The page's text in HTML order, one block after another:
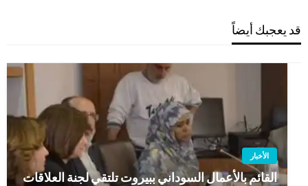
قد يعجبك أيضاً
الأخبار
القائم بالأعمال السوداني ببيروت تلتقي لجنة العلاقات